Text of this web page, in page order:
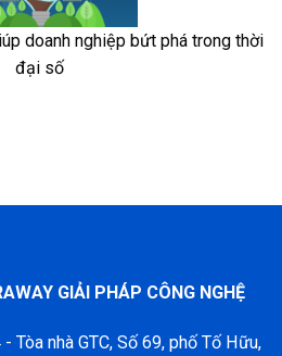
doanh nghiệp bứt phá trong thời
đại số
GIẢI PHÁP CÔNG NGHỆ
Tòa nhà GTC, Số 69, phố Tố Hữu,